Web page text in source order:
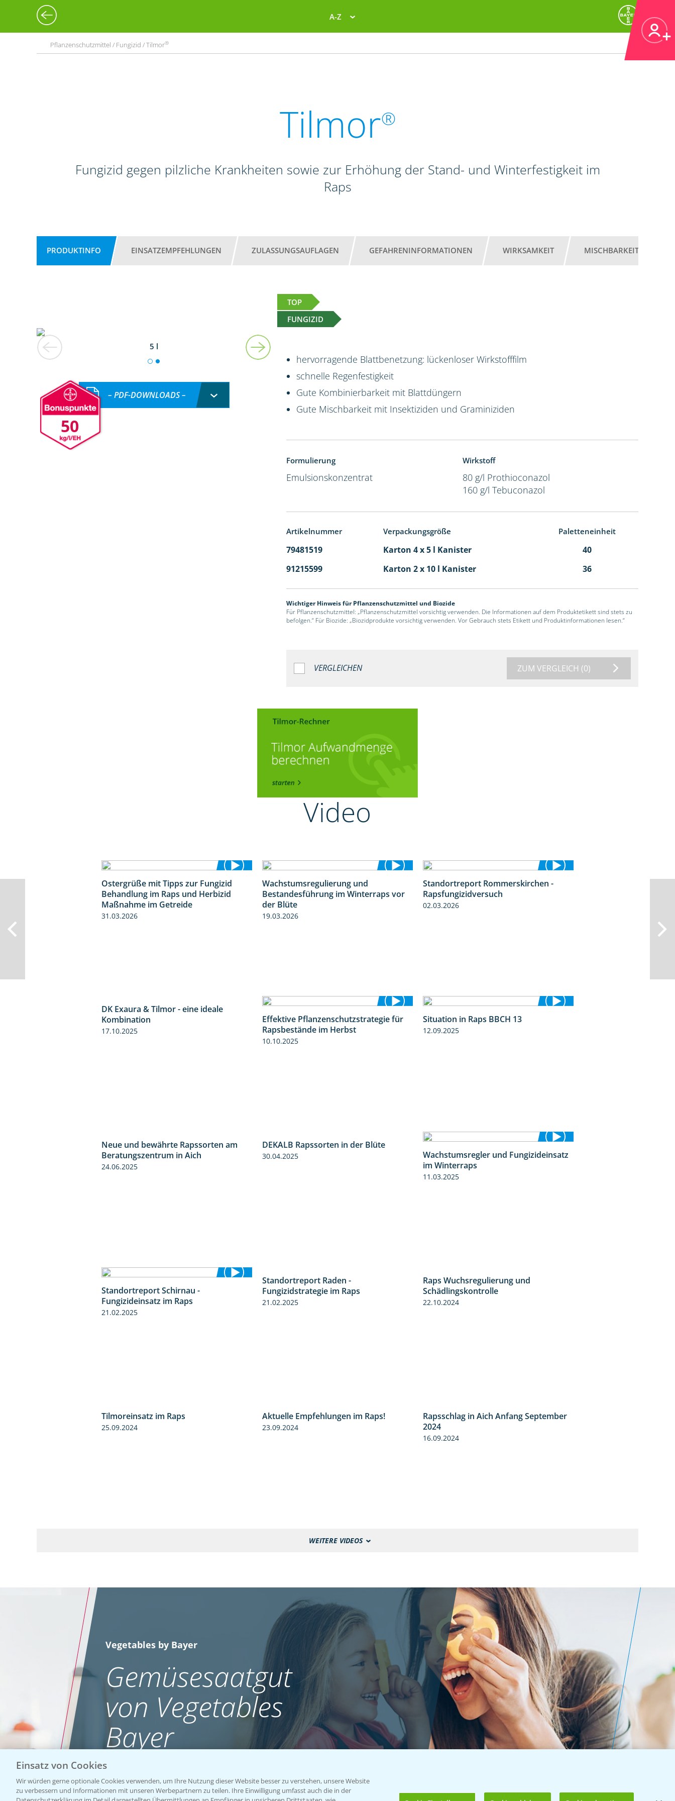
A-Z
Pflanzenschutzmittel / Fungizid / Tilmor®
Tilmor®
Fungizid gegen pilzliche Krankheiten sowie zur Erhöhung der Stand- und Winterfestigkeit im
Raps
PRODUKTINFO EINSATZEMPFEHLUNGEN ZULASSUNGSAUFLAGEN GEFAHRENINFORMATIONEN WIRKSAMKEIT MISCHBARKEIT
TOP
FUNGIZID
5 l
50
– PDF-DOWNLOADS –
hervorragende Blattbenetzung: lückenloser Wirkstofffilm
schnelle Regenfestigkeit
Gute Kombinierbarkeit mit Blattdüngern
Gute Mischbarkeit mit Insektiziden und Graminiziden
Formulierung
Emulsionskonzentrat
Wirkstoff
80 g/l Prothioconazol
160 g/l Tebuconazol
Artikelnummer Verpackungsgröße Paletteneinheit
79481519 Karton 4 x 5 l Kanister
40
91215599
Karton 2 x 10 l Kanister 36
Wichtiger Hinweis für Pflanzenschutzmittel und Biozide
Für Pflanzenschutzmittel: „Pflanzenschutzmittel vorsichtig verwenden. Die Informationen auf dem Produktetikett sind stets zu
befolgen.“ Für Biozide: „Biozidprodukte vorsichtig verwenden. Vor Gebrauch stets Etikett und Produktinformationen lesen.“
VERGLEICHEN ZUM VERGLEICH (0)
Video
1:32
Ostergrüße mit Tipps zur Fungizid
Behandlung im Raps und Herbizid
Maßnahme im Getreide
31.03.2026
Wachstumsregulierung und
Bestandesführung im Winterraps vor
der Blüte
19.03.2026
3:33
Standortreport Rommerskirchen -
Rapsfungizidversuch
02.03.2026
DK Exaura & Tilmor - eine ideale
Kombination
17.10.2025
3:01
Effektive Pflanzenschutzstrategie für
Rapsbestände im Herbst
10.10.2025
Situation in Raps BBCH 13
12.09.2025
Neue und bewährte Rapssorten am
Beratungszentrum in Aich
24.06.2025
DEKALB Rapssorten in der Blüte
30.04.2025 1:23
Wachstumsregler und Fungizideinsatz
im Winterraps
11.03.2025
Standortreport Schirnau -
Fungizideinsatz im Raps
21.02.2025
Standortreport Raden -
Fungizidstrategie im Raps
21.02.2025
Raps Wuchsregulierung und
Schädlingskontrolle
22.10.2024
Tilmoreinsatz im Raps
Aktuelle Empfehlungen im Raps!
23.09.2024
Rapsschlag in Aich Anfang September
2024
16.09.2024
WEITERE VIDEOS
Vegetables by Bayer
Gemüsesaatgut
von Vegetables
Bayer
WEBSITE BESUCHEN
Einsatz von Cookies
Wir würden gerne optionale Cookies verwenden, um Ihre Nutzung dieser Website besser zu verstehen, unsere Website
zu verbessern und Informationen mit unseren Werbepartnern zu teilen. Ihre Einwilligung umfasst auch die in der